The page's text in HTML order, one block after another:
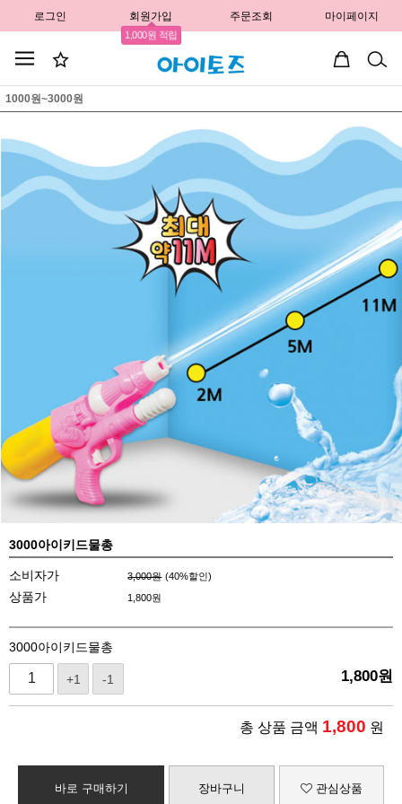
로그인 회원가입
1,000원 적립
주문조회 마이페이지
1000원~3000원
3000아이키드물총
소비자가 3,000원 (40%할인)
상품가 1,800원
3000아이키드물총
+1 -1 1,800원
총 상품 금액 1,800 원
바로 구매하기 장바구니 관심상품